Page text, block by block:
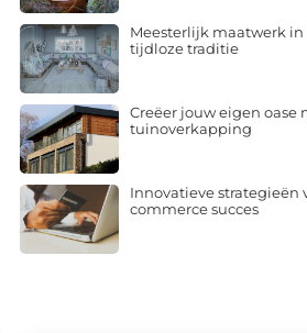
Meesterlijk maatwerk in
tijdloze traditie
Creëer jouw eigen oase
tuinoverkapping
Innovatieve strategieën
commerce succes